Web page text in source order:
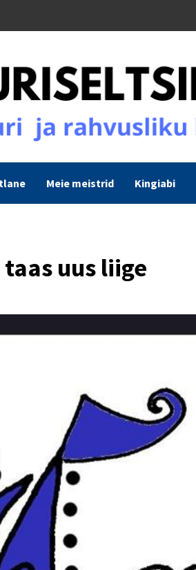
Meie meistrid Kingiabi
uus liige